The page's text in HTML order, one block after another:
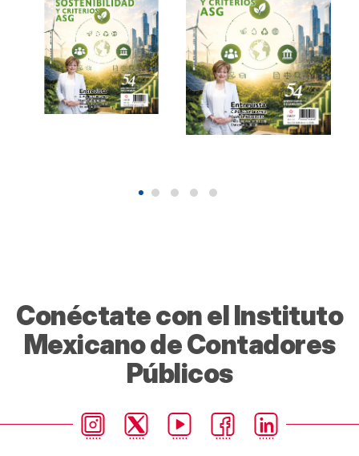
Revista de
Contaduría
Pública Agosto
2026.
Sostenibilidad y
criterios ASG.
2026
Revista de
Contaduría
Pública Agosto
2026
Sostenibilidad y
criterios ASG.
2026
$90.00
Conéctate con el Instituto
Mexicano de Contadores
Públicos